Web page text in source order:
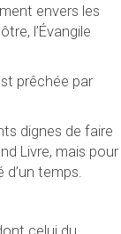
envers les
l’Évangile
prêchée par
dignes de faire
Livre, mais pour
temps.